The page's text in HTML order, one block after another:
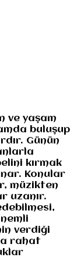
ve yaşam
buluşup
Günün
kırmak
Konular
müzikten
uzanır.
verdiği
rahat